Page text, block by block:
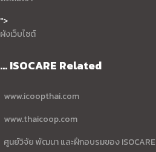
">
ผังเว็บไซต์
... ISOCARE Related
www.icoopthai.com
www.thaicoop.com
ศูนย์วิจัย พัฒนา และฝึกอบรมของ ISOCARE